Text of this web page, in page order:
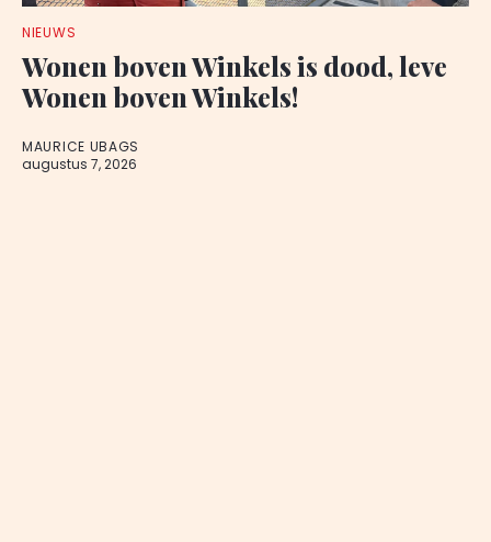
NIEUWS
Wonen boven Winkels is dood, leve
Wonen boven Winkels!
MAURICE UBAGS
augustus 7, 2026